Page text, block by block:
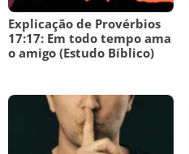
Explicação de Provérbios
17:17: Em todo tempo ama
o amigo (Estudo Bíblico)